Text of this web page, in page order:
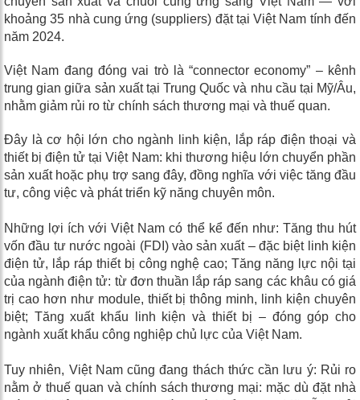
khoảng35 nhà cung ứng (suppliers) đặt tại Việt Nam tính đến
năm 2024.
Việt Nam đang đóng vai trò là “connector economy” – kênh
trung gian giữa sản xuất tại Trung Quốc và nhu cầu tại Mỹ/Âu,
nhằm giảm rủi ro từ chính sách thương mại và thuế quan.
Đây là cơ hội lớn cho ngành linh kiện, lắp ráp điện thoại và
thiết bị điện tử tại Việt Nam: khi thương hiệu lớn chuyển phần
sản xuất hoặc phụ trợ sang đây, đồng nghĩa với việc tăng đầu
tư, công việc và phát triển kỹ năng chuyên môn.
Những lợi ích với Việt Nam có thể kể đến như: Tăng thu hút
vốn đầu tư nước ngoài (FDI) vào sản xuất – đặc biệt linh kiện
điện tử, lắp ráp thiết bị công nghệ cao; Tăng năng lực nội tại
của ngành điện tử: từ đơn thuần lắp ráp sang các khâu có giá
trị cao hơn như module, thiết bị thông minh, linh kiện chuyên
biệt; Tăng xuất khẩu linh kiện và thiết bị – đóng góp cho
ngành xuất khẩu công nghiệp chủ lực của Việt Nam.
Tuy nhiên, Việt Nam cũng đang thách thức cần lưu ý: Rủi ro
nằm ở thuế quan và chính sách thương mại: mặc dù đặt nhà